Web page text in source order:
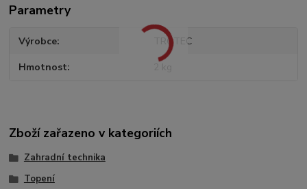
Parametry
Výrobce TROTEC
Hmotnost
Zboží zařazeno v kategoriích
Zahradní technika
Topení